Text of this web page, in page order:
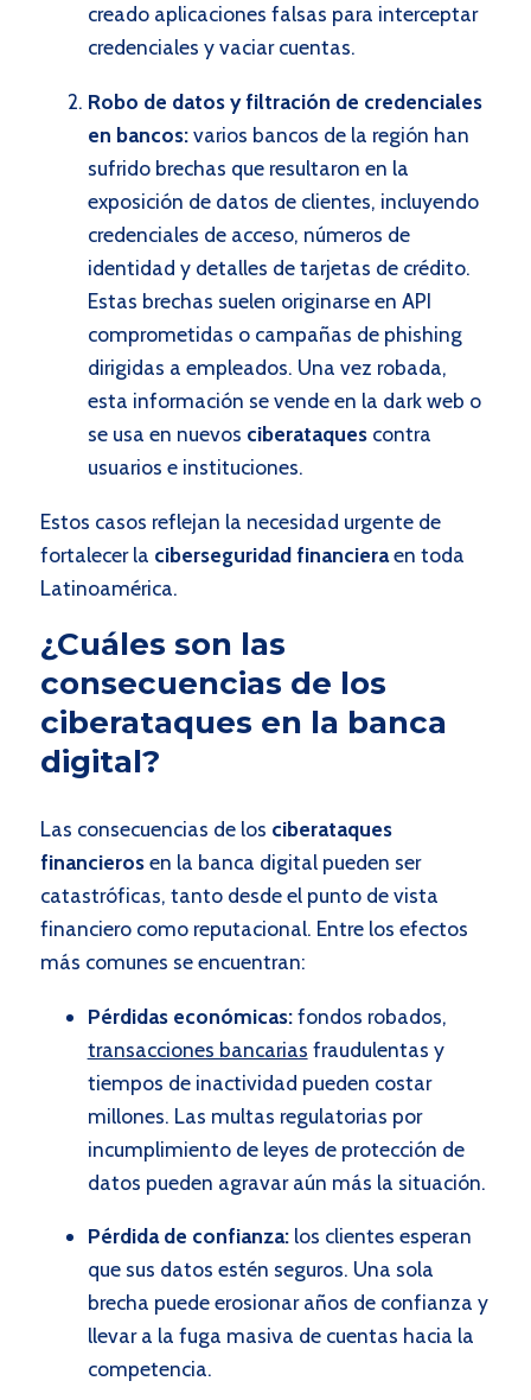
creado aplicaciones falsas para interceptar
credenciales y vaciar cuentas.
Robo de datos y filtración de credenciales
en bancos:varios bancos de la región han
sufrido brechas que resultaron en la
exposición de datos de clientes, incluyendo
credenciales de acceso, números de
identidad y detalles de tarjetas de crédito.
Estas brechas suelen originarse en API
comprometidas o campañas de phishing
dirigidas a empleados. Una vez robada,
esta información se vende en la dark web o
se usa en nuevos ciberataquescontra
usuarios e instituciones.
Estos casos reflejan la necesidad urgente de
fortalecer la ciberseguridad financieraen toda
Latinoamérica.
¿Cuáles son las
consecuencias de los
ciberataques en la banca
digital?
Las consecuencias de los ciberataques
financierosen la banca digital pueden ser
catastróficas, tanto desde el punto de vista
financiero como reputacional. Entre los efectos
más comunes se encuentran:
Pérdidas económicas:fondos robados,
transacciones bancarias fraudulentas y
tiempos de inactividad pueden costar
millones. Las multas regulatorias por
incumplimiento de leyes de protección de
datos pueden agravar aún más la situación.
Pérdida de confianza:los clientes esperan
que sus datos estén seguros. Una sola
brecha puede erosionar años de confianza y
llevar a la fuga masiva de cuentas hacia la
competencia.